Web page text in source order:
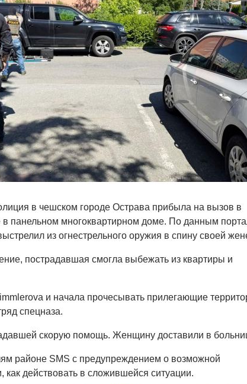
в чешском городе Острава прибыла на вызов в
в панельном многоквартирном доме. По данным
из огнестрельного оружия в спину своей
пострадавшая смогла выбежать из квартиры и
и начала прочесывать прилегающие
спецназа.
скорую помощь. Женщину доставили в
районе SMS с предупреждением о возможной
как действовать в сложившейся ситуации.